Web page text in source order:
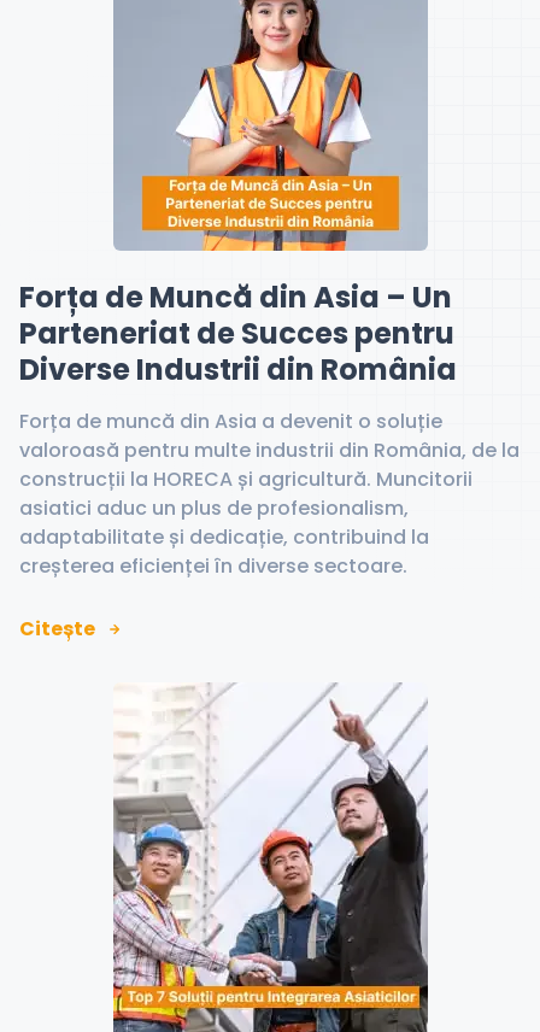
Forța de Muncă din Asia – Un
Parteneriat de Succes pentru
Diverse Industrii din România
Forța de muncă din Asia a devenit o soluție
valoroasă pentru multe industrii din România, de la
construcții la HORECA și agricultură. Muncitorii
asiatici aduc un plus de profesionalism,
adaptabilitate și dedicație, contribuind la
creșterea eficienței în diverse sectoare.
Citește